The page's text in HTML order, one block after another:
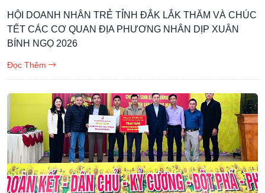
HỘI DOANH NHÂN TRẺ TỈNH ĐẮK LẮK THĂM VÀ CHÚC
TẾT CÁC CƠ QUAN ĐỊA PHƯƠNG NHÂN DỊP XUÂN
BÍNH NGỌ 2026
Đọc Thêm